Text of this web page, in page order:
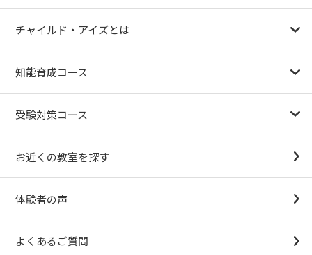
チャイルド・アイズとは
幼児教育が注目される理由
子育て応援ナビ
やる気スイッチグループについて
知能育成コース
1.5歳〜
3歳
4歳（年少）
5歳（年中）
6歳（年長）
小１～
パターンブロック
IQ（知能）テスト
検定対策
受験対策コース
（思考力アドバンスコースアストルム）
お近くの教室を探す
体験者の声
よくあるご質問